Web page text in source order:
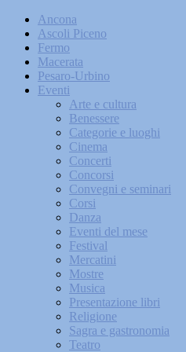
Ancona
Ascoli Piceno
Fermo
Macerata
Pesaro-Urbino
Eventi
Arte e cultura
Benessere
Categorie e luoghi
Cinema
Concerti
Concorsi
Convegni e seminari
Corsi
Danza
Eventi del mese
Festival
Mercatini
Mostre
Musica
Presentazione libri
Religione
Sagra e gastronomia
Teatro